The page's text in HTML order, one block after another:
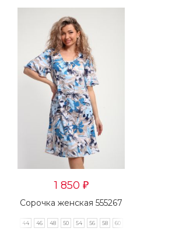
1 850 ₽
Сорочка женская 555267
44 46 48 50 54 56 58 60